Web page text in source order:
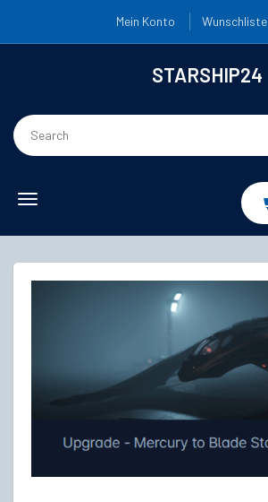
Mein Konto Wunschliste
STARSHIP24
Toggle